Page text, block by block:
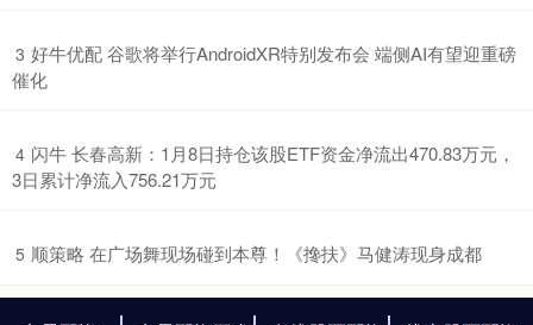
3 ​好牛优配 谷歌将举行AndroidXR特别发布会 端侧AI有望迎重磅
催化
4 ​闪牛 长春高新：1月8日持仓该股ETF资金净流出470.83万元，
3日累计净流入756.21万元
5 ​顺策略 在广场舞现场碰到本尊！《搀扶》马健涛现身成都